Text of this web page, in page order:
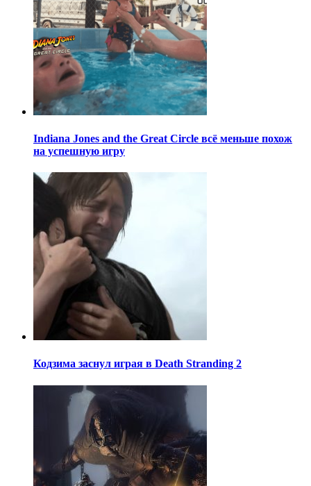
Indiana Jones and the Great Circle всё меньше похож
на успешную игру
Кодзима заснул играя в Death Stranding 2